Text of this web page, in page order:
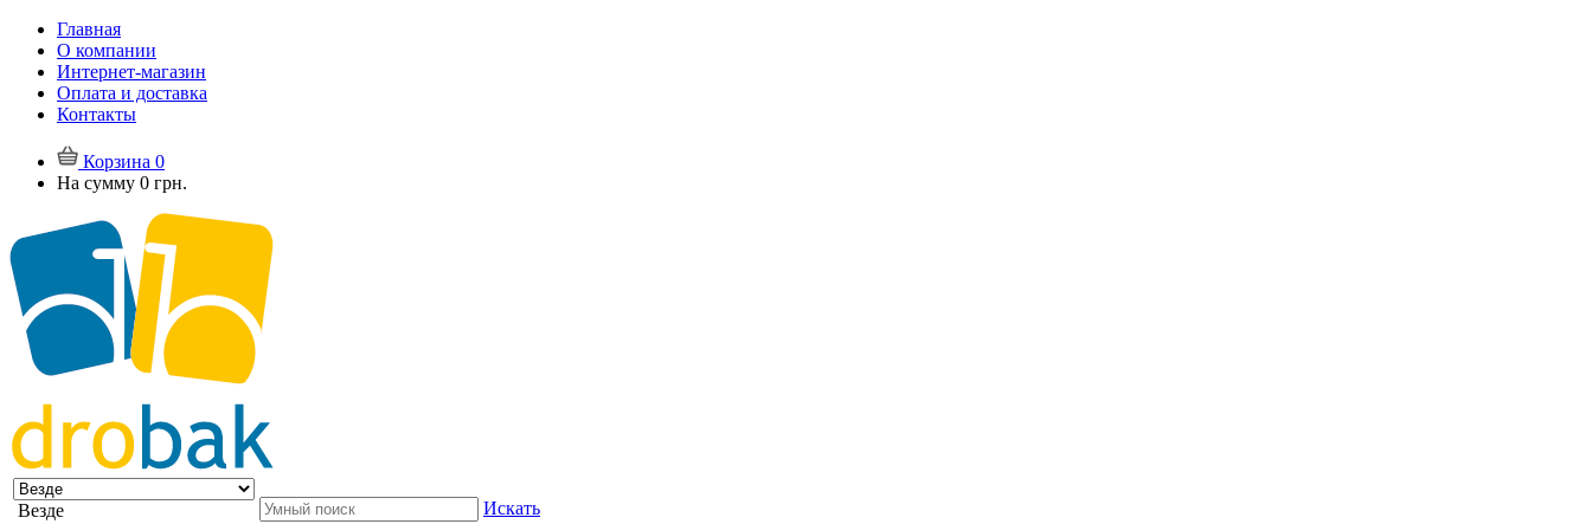
Главная
О компании
Интернет-магазин
Оплата и доставка
Контакты
Корзина 0
На сумму 0 грн.
Везде Искать